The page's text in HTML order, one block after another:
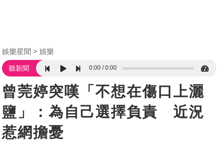
娛樂星聞 娛樂
聽新聞 0:00 0:00
曾莞婷突嘆「不想在傷口上灑
鹽」：為自己選擇負責 近況
惹網擔憂